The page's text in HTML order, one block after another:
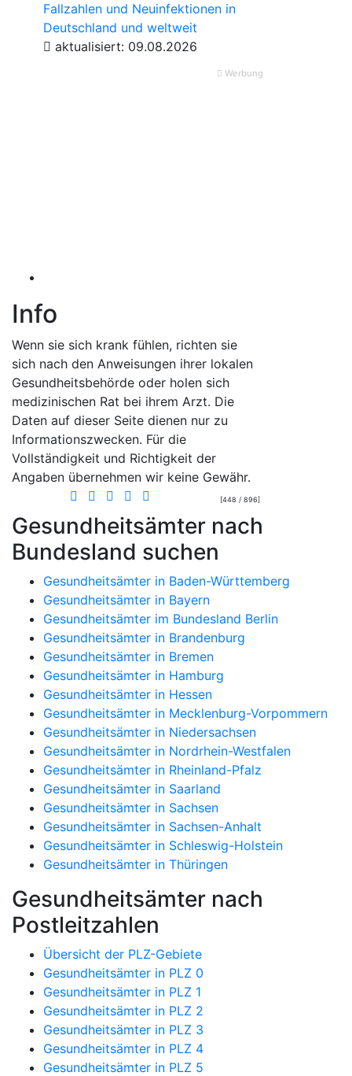
Fallzahlen und Neuinfektionen in
Deutschland und weltweit
aktualisiert: 09.08.2026
Werbung
Info
Wenn sie sich krank fühlen, richten sie
sich nach den Anweisungen ihrer lokalen
Gesundheitsbehörde oder holen sich
medizinischen Rat bei ihrem Arzt. Die
Daten auf dieser Seite dienen nur zu
Informationszwecken. Für die
Vollständigkeit und Richtigkeit der
Angaben übernehmen wir keine Gewähr.
[448 / 896]
Gesundheitsämter nach
Bundesland suchen
Gesundheitsämter in Baden-Württemberg
Gesundheitsämter in Bayern
Gesundheitsämter im Bundesland Berlin
Gesundheitsämter in Brandenburg
Gesundheitsämter in Bremen
Gesundheitsämter in Hamburg
Gesundheitsämter in Hessen
Gesundheitsämter in Mecklenburg-Vorpommern
Gesundheitsämter in Niedersachsen
Gesundheitsämter in Nordrhein-Westfalen
Gesundheitsämter in Rheinland-Pfalz
Gesundheitsämter in Saarland
Gesundheitsämter in Sachsen
Gesundheitsämter in Sachsen-Anhalt
Gesundheitsämter in Schleswig-Holstein
Gesundheitsämter in Thüringen
Gesundheitsämter nach
Postleitzahlen
Übersicht der PLZ-Gebiete
Gesundheitsämter in PLZ 0
Gesundheitsämter in PLZ 1
Gesundheitsämter in PLZ 2
Gesundheitsämter in PLZ 3
Gesundheitsämter in PLZ 4
Gesundheitsämter in PLZ 5